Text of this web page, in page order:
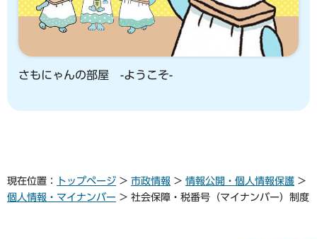
さもにゃんの部屋 -ようこそ-
現在位置： トップページ > 市政情報 > 情報公開・個人情報保護 >
個人情報・マイナンバー > 社会保障・税番号（マイナンバー）制度